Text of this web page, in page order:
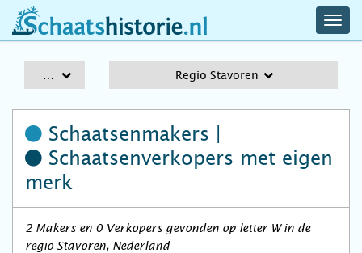
schaatshistorie.nl
Regio Stavoren
Schaatsenmakers |
Schaatsenverkopers met eigen
merk
2 Makers en 0 Verkopers gevonden op letter W in de
regio Stavoren, Nederland